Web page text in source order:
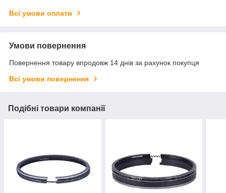
Всі умови оплати
Умови повернення
Повернення товару впродовж 14 днів за рахунок покупця
Всі умови повернення
Подібні товари компанії